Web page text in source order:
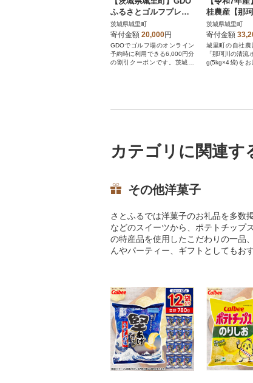
ふるさとゴルフプレー
クーポン(6,000円分)
茨城県城里町
寄付金額 20,000円
GDOでゴルフ場のオンライン
予約時に利用できる6,000円分
の割引クーポンです。茨城県
桂農産【那
ホタル米】
袋)「関東地
定」特A
茨城県城里町
寄付金額
城里町の自社農
「那珂川の清流
g(5kg×4袋)をお
カテゴリに関連す
その他洋菓子
さとふるでは洋菓子のお礼品を多数
などのスイーツから、ポテトチップ
の特産品を使用したこだわりの一品
んやパーティー、ギフトとしてもお